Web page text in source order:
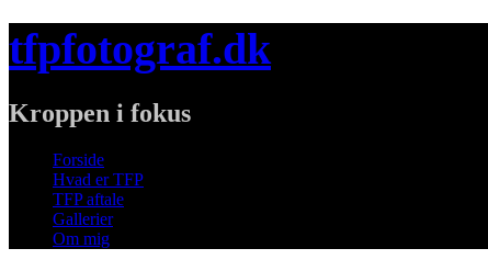
tfpfotograf.dk
Kroppen i fokus
Forside
Hvad er TFP
TFP aftale
Gallerier
Om mig